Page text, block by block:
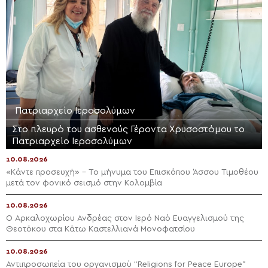
Πατριαρχείο Ιεροσολύμων
Στο πλευρό του ασθενούς Γέροντα Χρυσοστόμου το
Πατριαρχείο Ιεροσολύμων
10.08.2026
«Κάντε προσευχή» – Το μήνυμα του Επισκόπου Άσσου Τιμοθέου
μετά τον φονικό σεισμό στην Κολομβία
10.08.2026
Ο Αρκαλοχωρίου Ανδρέας στον Ιερό Ναό Ευαγγελισμού της
Θεοτόκου στα Κάτω Καστελλιανά Μονοφατσίου
10.08.2026
Αντιπροσωπεία του οργανισμού “Religions for Peace Europe”